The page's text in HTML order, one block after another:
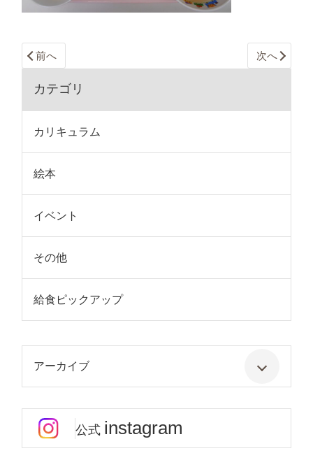
前へ 次へ
カテゴリ
カリキュラム
絵本
イベント
その他
給食ピックアップ
アーカイブ
公式 instagram